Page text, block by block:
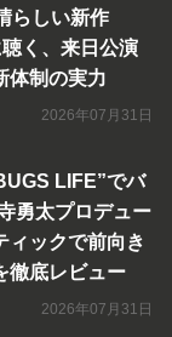
らしい新作
聴く、来日公演
体制の実力
2026年07月31日
LIFE”でバ
勇太プロデュー
ィックで前向き
徹底レビュー
2026年07月31日